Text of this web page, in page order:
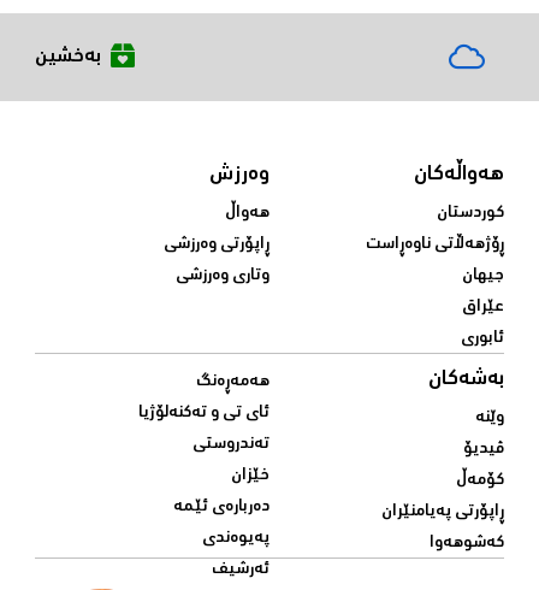
بەخشین
هەواڵەکان
کوردستان
ڕۆژهەڵاتی ناوەڕاست
جیهان
عێراق
ئابوری
وەرزش
هەواڵ
ڕاپۆرتی وەرزشی
وتاری وەرزشی
بەشەکان
وێنە
ڤیدیۆ
کۆمەڵ
ڕاپۆرتی پەیامنێران
کەشوهەوا
هەمەڕەنگ
ئای تی و تەکنەلۆژیا
تەندروستی
خێزان
دەربارەی ئێمە
پەیوەندی
ئەرشیف